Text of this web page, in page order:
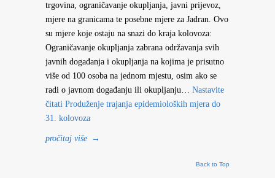
trgovina, ograničavanje okupljanja, javni prijevoz,
mjere na granicama te posebne mjere za Jadran. Ovo
su mjere koje ostaju na snazi do kraja kolovoza:
Ograničavanje okupljanja zabrana održavanja svih
javnih događanja i okupljanja na kojima je prisutno
više od 100 osoba na jednom mjestu, osim ako se
radi o javnom događanju ili okupljanju… Nastavite
čitati Produženje trajanja epidemioloških mjera do
31. kolovoza
pročitaj više →
Back to Top